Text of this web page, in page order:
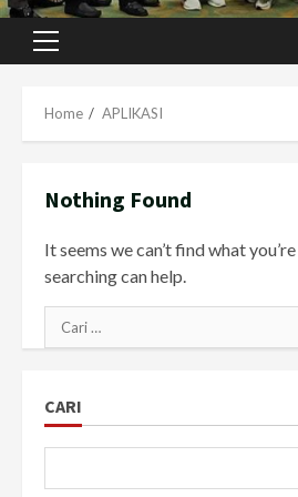
Primary
Home APLIKASI
Nothing Found
It seems we can’t find what
searching can help.
Cari
untuk:
CARI